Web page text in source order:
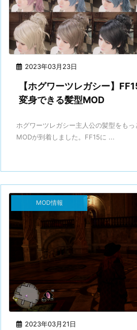
2023年03月23日
【ホグワーツレガシー】
変身できる髪型MOD
ホグワーツレガシー主人公の髪型をも
MODが到着しました。FF15に ...
2023年03月21日
MOD情報